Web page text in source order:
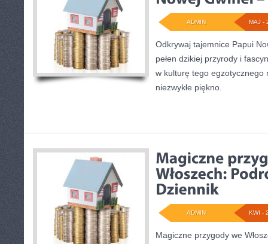
MAJ -
ADMIN
Odkrywaj tajemnice Papui
pełen dzikiej przyrody i
w kulturę tego egzotycznego
niezwykłe piękno.
KWI -
ADMIN
Magiczne przygody we